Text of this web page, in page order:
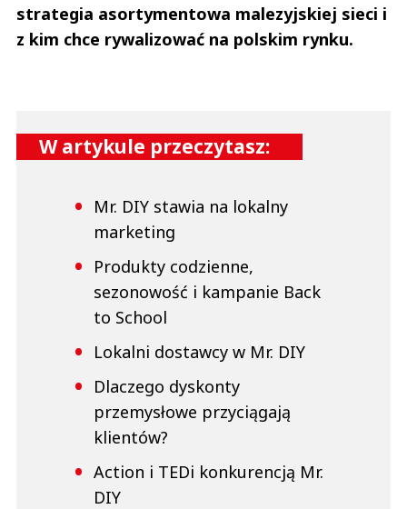
strategia asortymentowa malezyjskiej sieci i
z kim chce rywalizować na polskim rynku.
W artykule przeczytasz:
Mr. DIY stawia na lokalny
marketing
Produkty codzienne,
sezonowość i kampanie Back
to School
Lokalni dostawcy w Mr. DIY
Dlaczego dyskonty
przemysłowe przyciągają
klientów?
Action i TEDi konkurencją Mr.
DIY